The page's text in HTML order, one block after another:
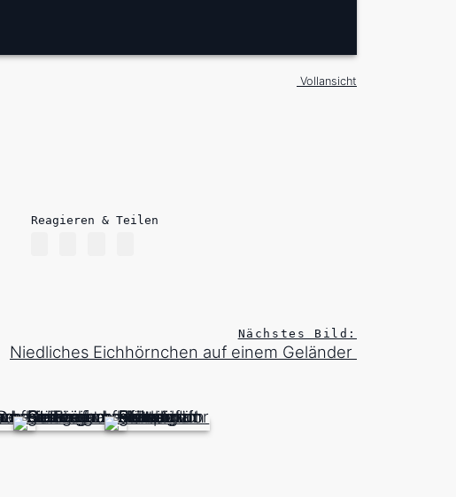
Vollansicht
Reagieren & Teilen
Nächstes Bild:
Niedliches Eichhörnchen auf einem Geländer